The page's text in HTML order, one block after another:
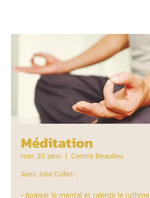
Méditation
mer. 20 janv.
  |
Centre Beaulieu
Avec Julia Collet :
• Apaiser le mental et ralentir le rythme